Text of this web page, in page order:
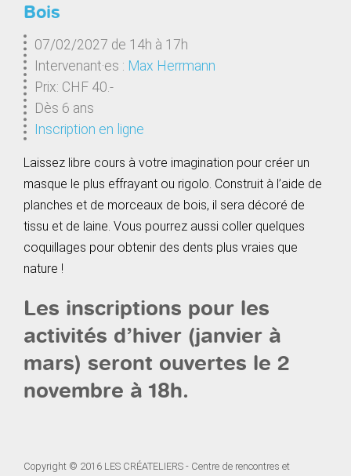
Bois
07/02/2027 de 14h à 17h
Intervenant·es : Max Herrmann
Prix: CHF 40.-
Dès 6 ans
Inscription en ligne
Laissez libre cours à votre imagination pour créer un
masque le plus effrayant ou rigolo. Construit à l’aide de
planches et de morceaux de bois, il sera décoré de
tissu et de laine. Vous pourrez aussi coller quelques
coquillages pour obtenir des dents plus vraies que
nature !
Les inscriptions pour les
activités d’hiver (janvier à
mars) seront ouvertes le 2
novembre à 18h.
Copyright © 2016 LES CRÉATELIERS - Centre de rencontres et